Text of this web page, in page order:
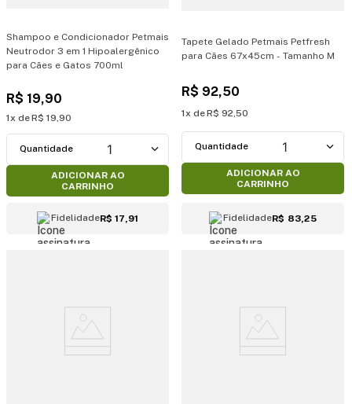
Shampoo e Condicionador Petmais
Neutrodor 3 em 1 Hipoalergênico
para Cães e Gatos 700ml
R$ 19,90
1 R$ 19,90
1
ADICIONAR AO
CARRINHO
FidelidadeR$ 17,91
Tapete Gelado Petmais Petfresh
para Cães 67x45cm - Tamanho M
R$ 92,50
1 R$ 92,50
1
ADICIONAR AO
CARRINHO
FidelidadeR$ 83,25